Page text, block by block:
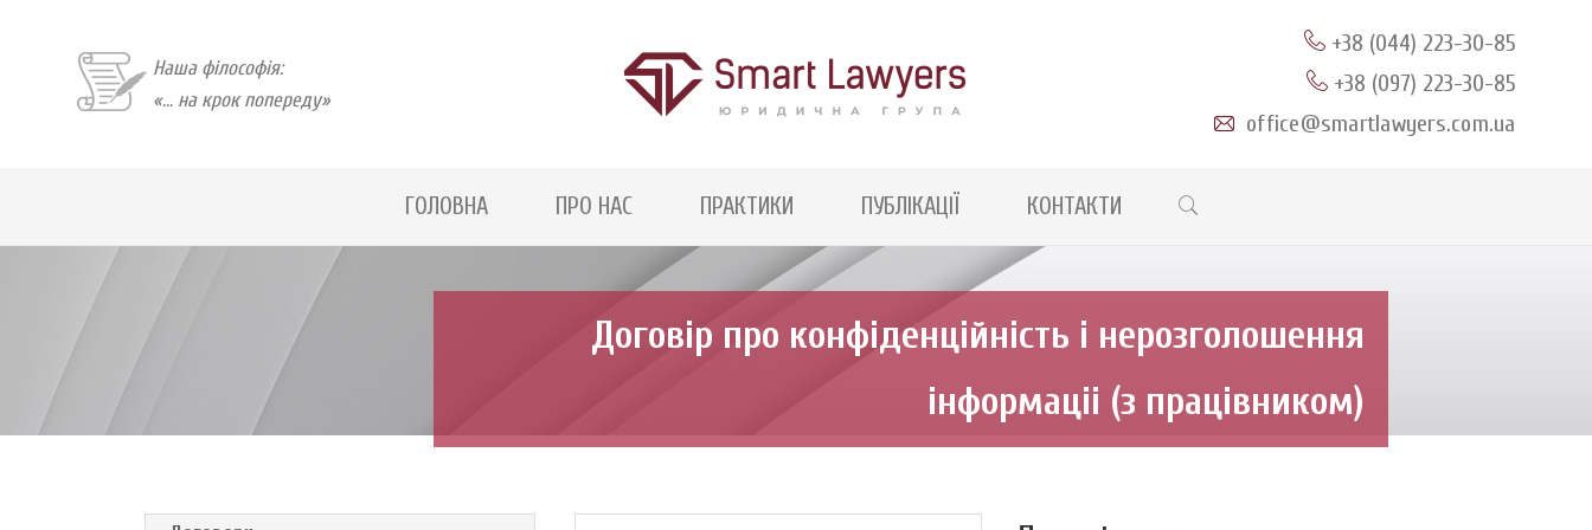
SMART
РОЗУМІННЯ
+38 (044) 223-30-85
+38 (097) 223-30-85
office@smartlawyers.com.ua
Наша філософія:
«... на крок попереду»
Skip
ГОЛОВНА ПРО НАС ПРАКТИКИ ПУБЛІКАЦІЇ КОНТАКТИ
Договiр про конфiденцiйнiсть i нерозголошення
iнформацii (з працiвником)